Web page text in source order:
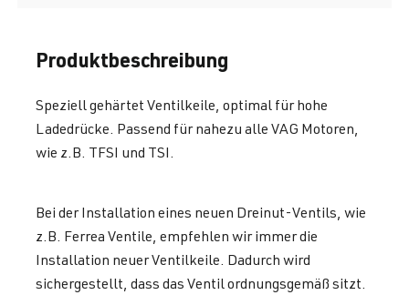
Produktbeschreibung
Speziell gehärtet Ventilkeile, optimal für hohe
Ladedrücke. Passend für nahezu alle VAG Motoren,
wie z.B. TFSI und TSI.
Bei der Installation eines neuen Dreinut-Ventils, wie
z.B. Ferrea Ventile, empfehlen wir immer die
Installation neuer Ventilkeile. Dadurch wird
sichergestellt, dass das Ventil ordnungsgemäß sitzt.